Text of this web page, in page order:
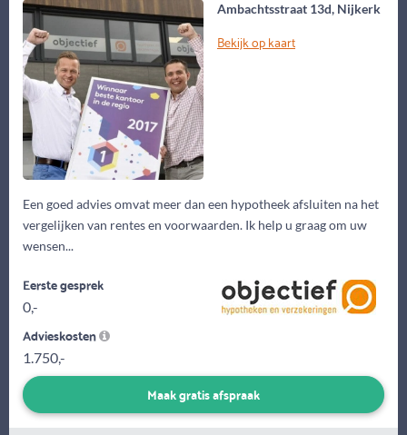
Ambachtsstraat 13d, Nijkerk
Bekijk op kaart
Een goed advies omvat meer dan een hypotheek afsluiten na het
vergelijken van rentes en voorwaarden. Ik help u graag om uw
wensen...
Eerste gesprek
0,-
Advieskosten
1.750,-
Maak gratis afspraak